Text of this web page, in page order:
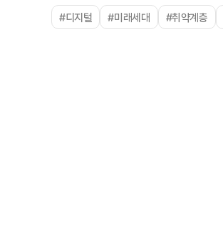
#디지털 #미래세대 #취약계층